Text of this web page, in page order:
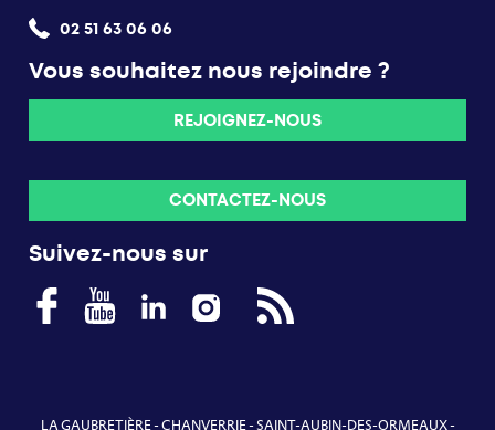
02 51 63 06 06
Vous souhaitez nous rejoindre ?
REJOIGNEZ-NOUS
CONTACTEZ-NOUS
Suivez-nous sur
LA GAUBRETIÈRE-CHANVERRIE-SAINT-AUBIN-DES-ORMEAUX-